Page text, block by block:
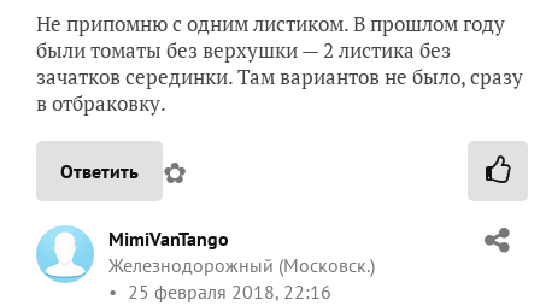
Не припомню с одним листиком. В прошлом году
были томаты без верхушки — 2 листика без
зачатков серединки. Там вариантов не было, сразу
в отбраковку.
Ответить ✿
MimiVanTango
Железнодорожный (Московск.)
25 февраля 2018, 22:16